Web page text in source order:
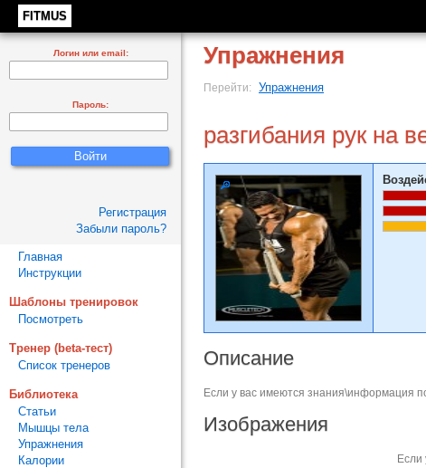
FITMUS
Упражнения
Перейти: Упражнения
разгибания рук на
Описание
Если у вас имеются знания\информация
Изображения
Если
Логин или email:
Пароль:
Регистрация
Забыли пароль?
Главная
Инструкции
Шаблоны тренировок
Посмотреть
Тренер (beta-тест)
Список тренеров
Библиотека
Статьи
Мышцы тела
Упражнения
Калории